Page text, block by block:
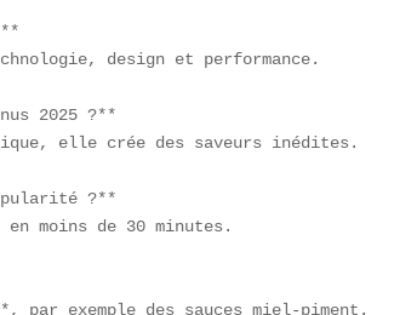
design et performance.
2025 ?**
elle crée des saveurs inédites.
?**
moins de 30 minutes.
par exemple des sauces miel-piment.